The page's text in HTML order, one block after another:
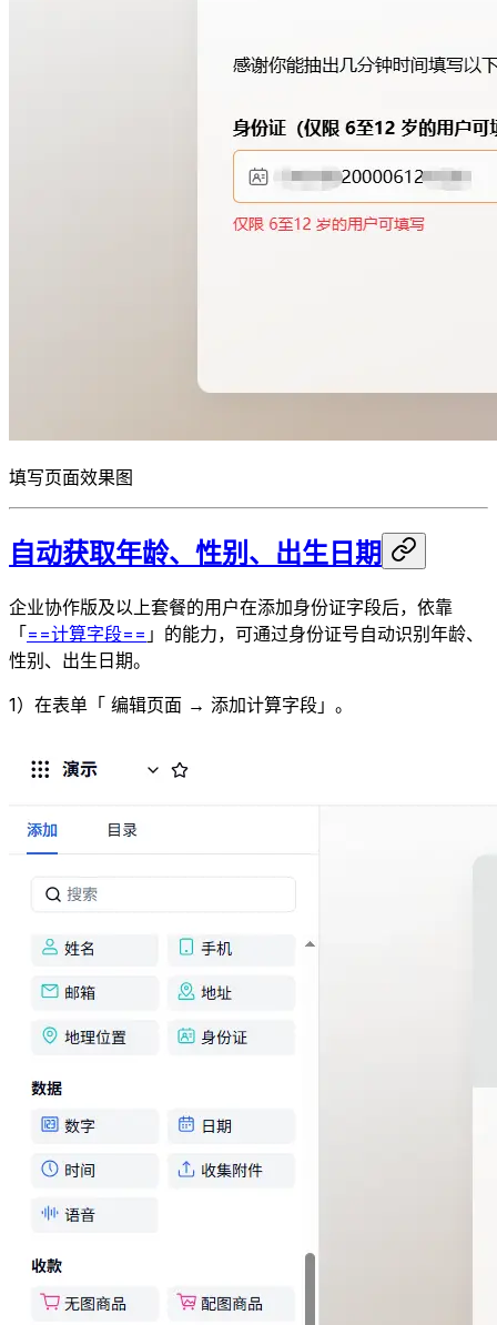
填写页面效果图
自动获取年龄、性别、出生日期
企业协作版及以上套餐的用户在添加身份证字段后，依靠
「==计算字段== 」的能力，可通过身份证号自动识别年龄、
性别、出生日期。
1）在表单「 编辑页面 → 添加计算字段」。